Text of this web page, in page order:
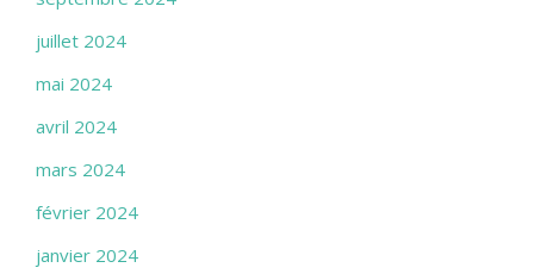
juillet 2024
mai 2024
avril 2024
mars 2024
février 2024
janvier 2024